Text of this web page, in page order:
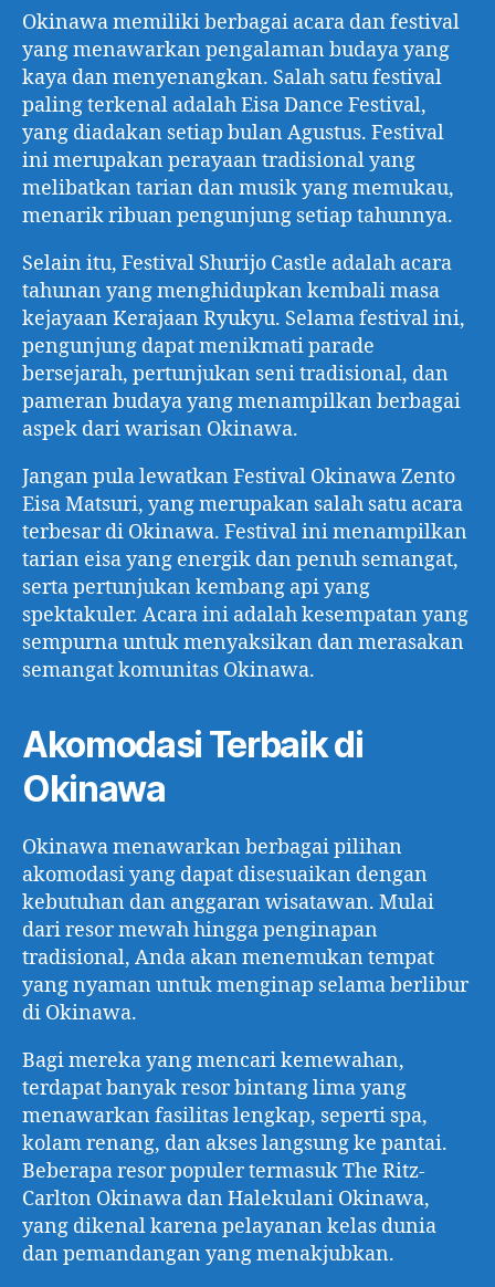
Okinawa memiliki berbagai acara dan festival
yang menawarkan pengalaman budaya yang
kaya dan menyenangkan. Salah satu festival
paling terkenal adalah Eisa Dance Festival,
yang diadakan setiap bulan Agustus. Festival
ini merupakan perayaan tradisional yang
melibatkan tarian dan musik yang memukau,
menarik ribuan pengunjung setiap tahunnya.
Selain itu, Festival Shurijo Castle adalah acara
tahunan yang menghidupkan kembali masa
kejayaan Kerajaan Ryukyu. Selama festival ini,
pengunjung dapat menikmati parade
bersejarah, pertunjukan seni tradisional, dan
pameran budaya yang menampilkan berbagai
aspek dari warisan Okinawa.
Jangan pula lewatkan Festival Okinawa Zento
Eisa Matsuri, yang merupakan salah satu acara
terbesar di Okinawa. Festival ini menampilkan
tarian eisa yang energik dan penuh semangat,
serta pertunjukan kembang api yang
spektakuler. Acara ini adalah kesempatan yang
sempurna untuk menyaksikan dan merasakan
semangat komunitas Okinawa.
Akomodasi Terbaik di
Okinawa
Okinawa menawarkan berbagai pilihan
akomodasi yang dapat disesuaikan dengan
kebutuhan dan anggaran wisatawan. Mulai
dari resor mewah hingga penginapan
tradisional, Anda akan menemukan tempat
yang nyaman untuk menginap selama berlibur
di Okinawa.
Bagi mereka yang mencari kemewahan,
terdapat banyak resor bintang lima yang
menawarkan fasilitas lengkap, seperti spa,
kolam renang, dan akses langsung ke pantai.
Beberapa resor populer termasuk The Ritz-
Carlton Okinawa dan Halekulani Okinawa,
yang dikenal karena pelayanan kelas dunia
dan pemandangan yang menakjubkan.